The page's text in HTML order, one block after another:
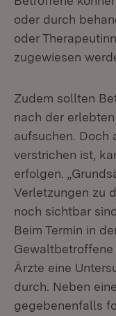
oder durch
oder
zugewiesen
Zudem sollten
nach der
aufsuchen. Doch
verstrichen ist,
erfolgen.
Verletzungen zu
noch sichtbar
Beim Termin in
Gewaltbetroffene
Ärzte eine
durch. Neben
gegebenenfalls